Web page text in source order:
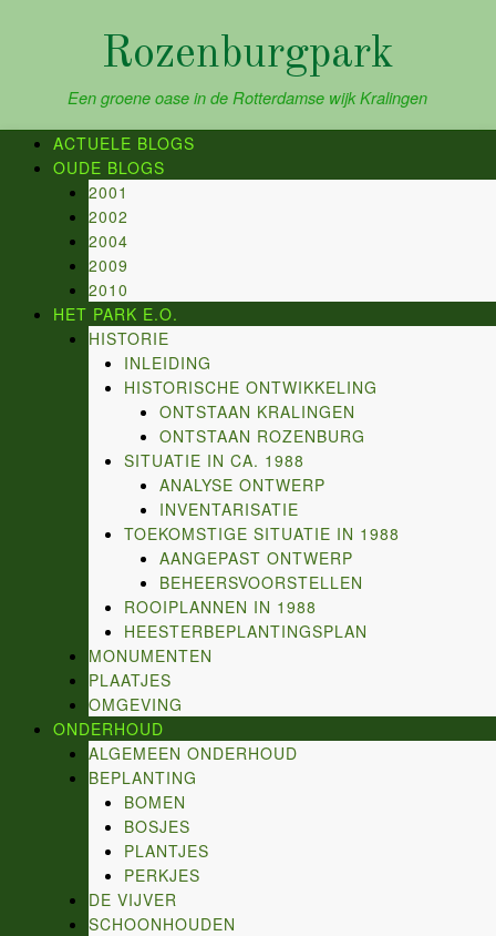
Rozenburgpark
Een groene oase in de Rotterdamse wijk Kralingen
ACTUELE BLOGS
OUDE BLOGS
2001
2002
2004
2009
2010
HET PARK E.O.
HISTORIE
INLEIDING
HISTORISCHE ONTWIKKELING
ONTSTAAN KRALINGEN
ONTSTAAN ROZENBURG
SITUATIE IN CA. 1988
ANALYSE ONTWERP
INVENTARISATIE
TOEKOMSTIGE SITUATIE IN 1988
AANGEPAST ONTWERP
BEHEERSVOORSTELLEN
ROOIPLANNEN IN 1988
HEESTERBEPLANTINGSPLAN
MONUMENTEN
PLAATJES
OMGEVING
ONDERHOUD
ALGEMEEN ONDERHOUD
BEPLANTING
BOMEN
BOSJES
PLANTJES
PERKJES
DE VIJVER
SCHOONHOUDEN